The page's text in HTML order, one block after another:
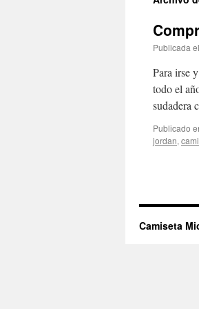
contenido
Publicada el
Para irse
todo el
sudadera
Publicado
jordan,
Camiseta